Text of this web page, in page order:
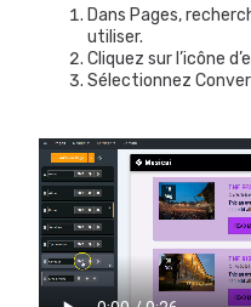
Dans Pages,
utiliser.
Cliquez sur l’icône
Sélectionnez